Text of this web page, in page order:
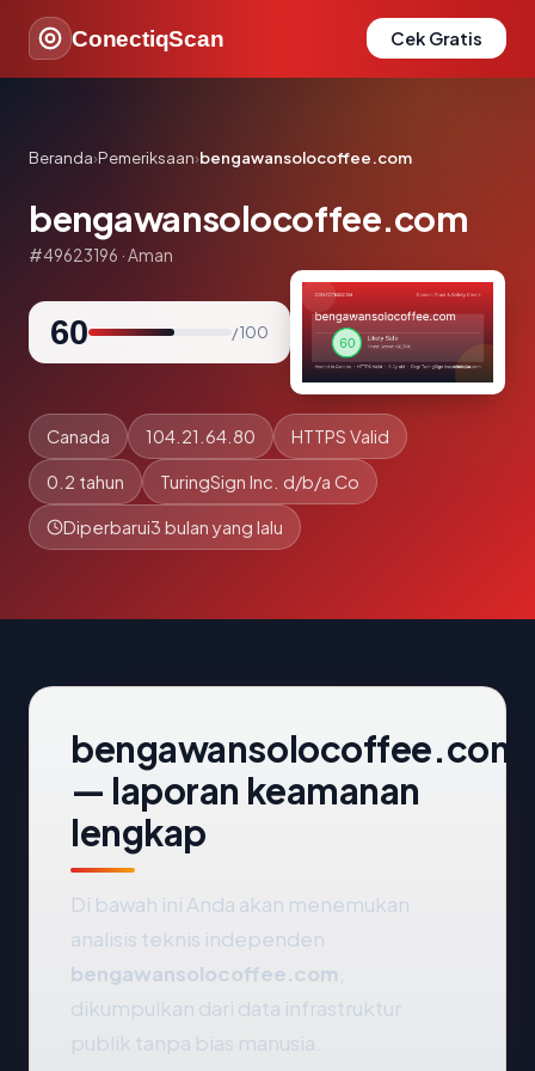
ConectiqScan Cek Gratis
Beranda›Pemeriksaan›bengawansolocoffee.com
bengawansolocoffee.com
#49623196 · Aman
60 / 100
Canada 104.21.64.80 HTTPS Valid
0.2 tahun TuringSign Inc. d/b/a Co
Diperbarui3 bulan yang lalu
bengawansolocoffee.com
— laporan keamanan
lengkap
Di bawah ini Anda akan menemukan
analisis teknis independen
bengawansolocoffee.com
dikumpulkan dari data infrastruktur
publik tanpa bias manusia.